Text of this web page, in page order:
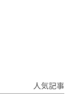
人気記事